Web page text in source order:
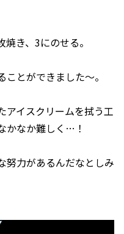
き、3にのせる。
とができました〜。
アイスクリームを拭う工
かなか難しく…！
努力があるんだなとしみ